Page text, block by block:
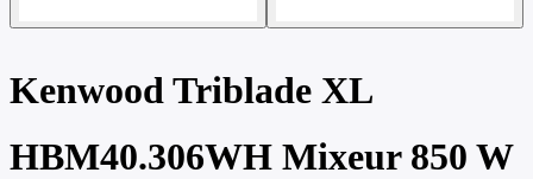
Kenwood Triblade XL
HBM40.306WH Mixeur 850 W